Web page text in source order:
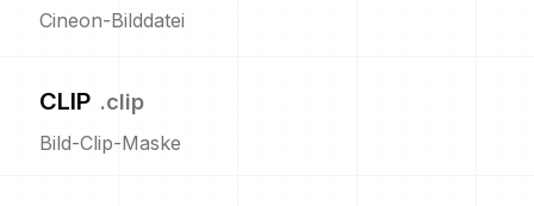
Cineon-Bilddatei
CLIP .clip
Bild-Clip-Maske